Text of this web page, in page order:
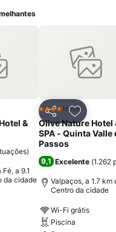
aos favoritos
&
)
a 9.1
da cidade
Partilhar
4 EstrelasHotel
Olive Nature Hotel
SPA - Quinta Valle
Passos
9,1 Excelente (1.262
Valpaços, a 1.7 km
Centro da cidade
Wi-Fi grátis
Piscina